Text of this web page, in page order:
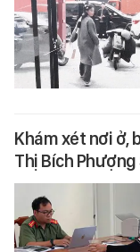
Khám xét nơi ở,
Thị Bích Phượng